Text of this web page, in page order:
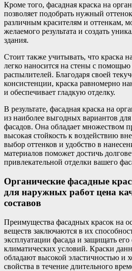
Кроме того, фасадная краска на
позволяет подобрать нужный
различным красителям и оттенкам,
желаемого результата и создать
здания.
Стоит также учитывать, что краска
легко наносится на стены с
распылителей. Благодаря своей
консистенции, краска равномерно
и обеспечивает гладкую отделку.
В результате, фасадная краска на
из наиболее выгодных вариантов
фасадов. Она обладает множеством
высокая стойкость к воздействию
выбор оттенков и удобство в
материалов поможет достичь
привлекательной отделки вашего
Органические фасадные
для наружных работ цена
составов
Преимущества фасадных красок на
веществ заключаются в их
эксплуатации фасада и защищать
климатических условий. Краски
обладают высокой эластичностью и
свойства в течение длительного